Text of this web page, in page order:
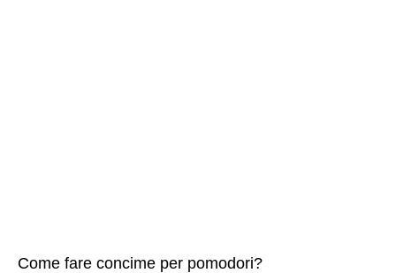
Come fare concime per pomodori?